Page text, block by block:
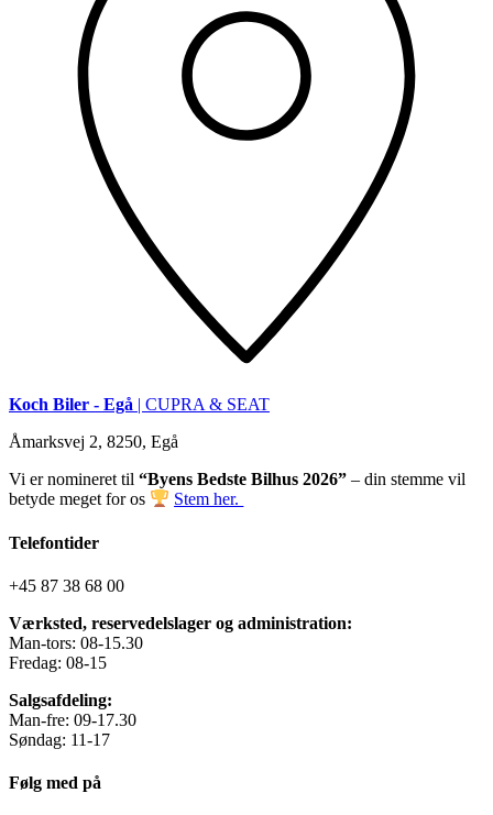
Koch Biler - Egå | CUPRA & SEAT
Åmarksvej 2, 8250, Egå
Vi er nomineret til “Byens Bedste Bilhus 2026” – din stemme vil
betyde meget for os
Stem her.
Telefontider
+45 87 38 68 00
Værksted, reservedelslager og administration:
Man-tors: 08-15.30
Fredag: 08-15
Salgsafdeling:
Man-fre: 09-17.30
Søndag: 11-17
Følg med på